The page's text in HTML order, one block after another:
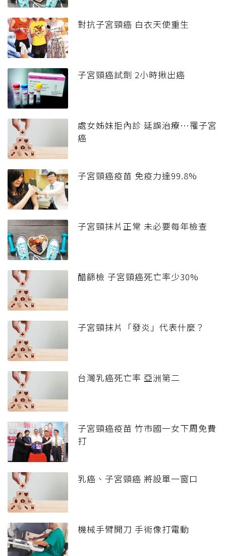
對抗子宮頸癌 白衣天使重生
子宮頸癌試劑 2小時揪出癌
處女姊妹拒內診 延誤治療…罹子宮
癌
子宮頸癌疫苗 免疫力達99.8%
子宮頸抹片正常 未必要每年檢查
醋篩檢 子宮頸癌死亡率少30%
子宮頸抹片「發炎」代表什麼？
台灣乳癌死亡率 亞洲第二
子宮頸癌疫苗 竹市國一女下周免費
打
乳癌、子宮頸癌 將設單一窗口
機械手臂開刀 手術像打電動